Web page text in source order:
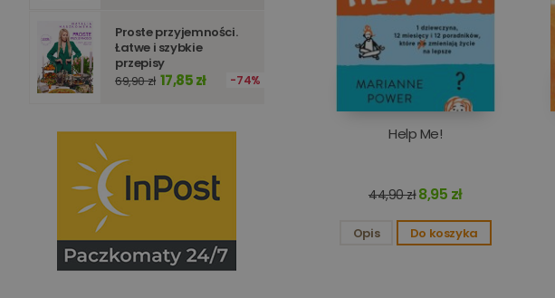
Proste przyjemności.
Łatwe i szybkie
przepisy
69,90 zł 17,85 zł 74%
Help Me!
44,90 zł8,95 zł
Opis Do koszyka
Google
LLC
.oczytani.pl